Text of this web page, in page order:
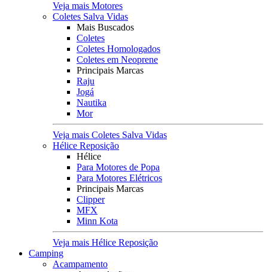
Veja mais Motores
Coletes Salva Vidas
Mais Buscados
Coletes
Coletes Homologados
Coletes em Neoprene
Principais Marcas
Raju
Jogá
Nautika
Mor
Veja mais Coletes Salva Vidas
Hélice Reposição
Hélice
Para Motores de Popa
Para Motores Elétricos
Principais Marcas
Clipper
MFX
Minn Kota
Veja mais Hélice Reposição
Camping
Acampamento